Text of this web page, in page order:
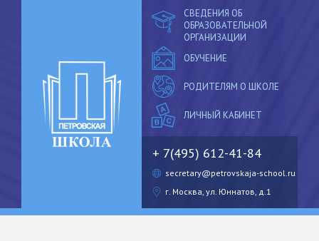
СВЕДЕНИЯ ОБ
ОБРАЗОВАТЕЛЬНОЙ
ОРГАНИЗАЦИИ
ОБУЧЕНИЕ
РОДИТЕЛЯМ О ШКОЛЕ
ЛИЧНЫЙ КАБИНЕТ
+ 7(495) 612-41-84
secretary@petrovskaja-school.ru
г. Москва, ул. Юннатов, д.1